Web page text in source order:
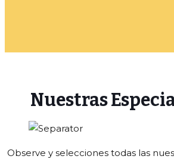
Nuestras
Observe y selecciones todas las